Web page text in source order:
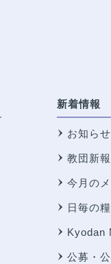
新着情報
お知らせ
教団新報
今月の
日毎の糧
Kyodan
公募・